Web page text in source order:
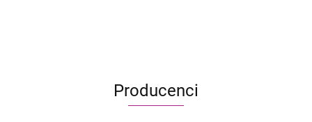
Producenci